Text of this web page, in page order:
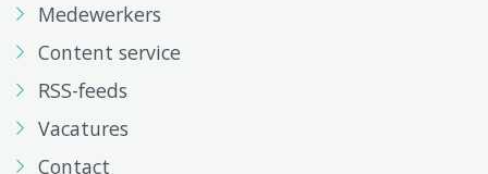
Medewerkers
Content service
RSS-feeds
Vacatures
Contact